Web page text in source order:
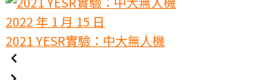
2022 年 1 月 15 日
2021 YESR實驗：中大無人機